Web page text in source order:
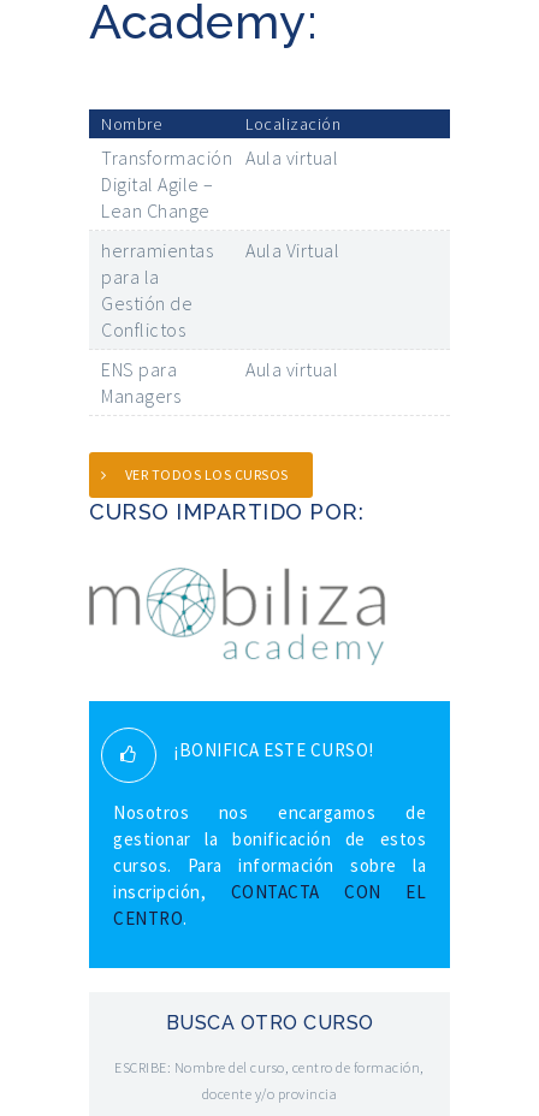
Academy:
Nombre Localización
Transformación
Digital Agile –
Lean Change
Aula virtual
herramientas
para la
Gestión de
Conflictos
Aula Virtual
ENS para
Managers
Aula virtual
VER TODOS LOS CURSOS
CURSO IMPARTIDO POR:
¡BONIFICA ESTE CURSO!
Nosotros nos encargamos de
gestionar la bonificación de estos
cursos. Para información sobre la
inscripción, CONTACTA CON EL
CENTRO.
BUSCA OTRO CURSO
ESCRIBE: Nombre del curso, centro de formación,
docente y/o provincia